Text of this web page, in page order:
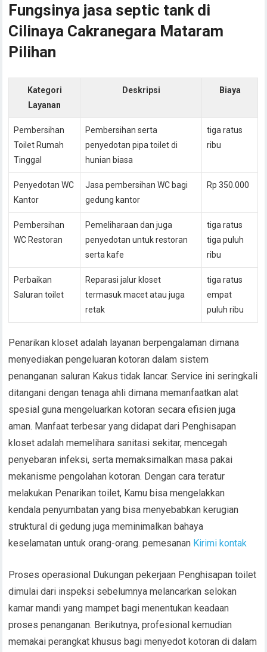
Fungsinya jasa septic tank di
Cilinaya Cakranegara Mataram
Pilihan
Kategori
Layanan
Deskripsi Biaya
Pembersihan
Toilet Rumah
Tinggal
Pembersihan serta
penyedotan pipa toilet di
hunian biasa
tiga ratus
ribu
Penyedotan WC
Kantor
Jasa pembersihan WC bagi
gedung kantor
Rp 350.000
Pembersihan
WC Restoran
Pemeliharaan dan juga
penyedotan untuk restoran
serta kafe
tiga ratus
tiga puluh
ribu
Perbaikan
Saluran toilet
Reparasi jalur kloset
termasuk macet atau juga
retak
tiga ratus
empat
puluh ribu
Penarikan kloset adalah layanan berpengalaman dimana
menyediakan pengeluaran kotoran dalam sistem
penanganan saluran Kakus tidak lancar. Service ini seringkali
ditangani dengan tenaga ahli dimana memanfaatkan alat
spesial guna mengeluarkan kotoran secara efisien juga
aman. Manfaat terbesar yang didapat dari Penghisapan
kloset adalah memelihara sanitasi sekitar, mencegah
penyebaran infeksi, serta memaksimalkan masa pakai
mekanisme pengolahan kotoran. Dengan cara teratur
melakukan Penarikan toilet, Kamu bisa mengelakkan
kendala penyumbatan yang bisa menyebabkan kerugian
struktural di gedung juga meminimalkan bahaya
keselamatan untuk orang-orang. pemesanan Kirimi kontak
Proses operasional Dukungan pekerjaan Penghisapan toilet
dimulai dari inspeksi sebelumnya melancarkan selokan
kamar mandi yang mampet bagi menentukan keadaan
proses penanganan. Berikutnya, profesional kemudian
memakai perangkat khusus bagi menyedot kotoran di dalam